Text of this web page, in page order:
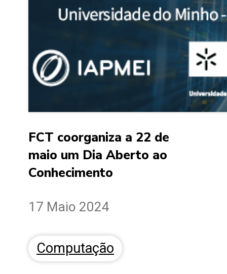
FCT coorganiza a 22 de
maio um Dia Aberto ao
Conhecimento
17 Maio 2024
Computação